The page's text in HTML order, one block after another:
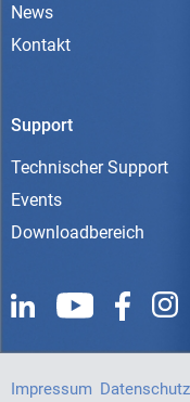
News
Kontakt
Support
Technischer Support
Events
Downloadbereich
Impressum Datenschutz